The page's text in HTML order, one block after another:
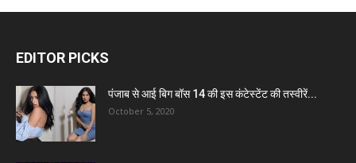
EDITOR PICKS
पंजाब से आई बिग बॉस 14 की इस कंटेस्टेंट की तस्वीरें...
October 5, 2020